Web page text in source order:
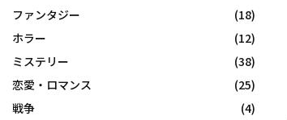
ファンタジー
(18)
ホラー
(12)
ミステリー
(38)
恋愛・ロマンス
(25)
戦争
(4)